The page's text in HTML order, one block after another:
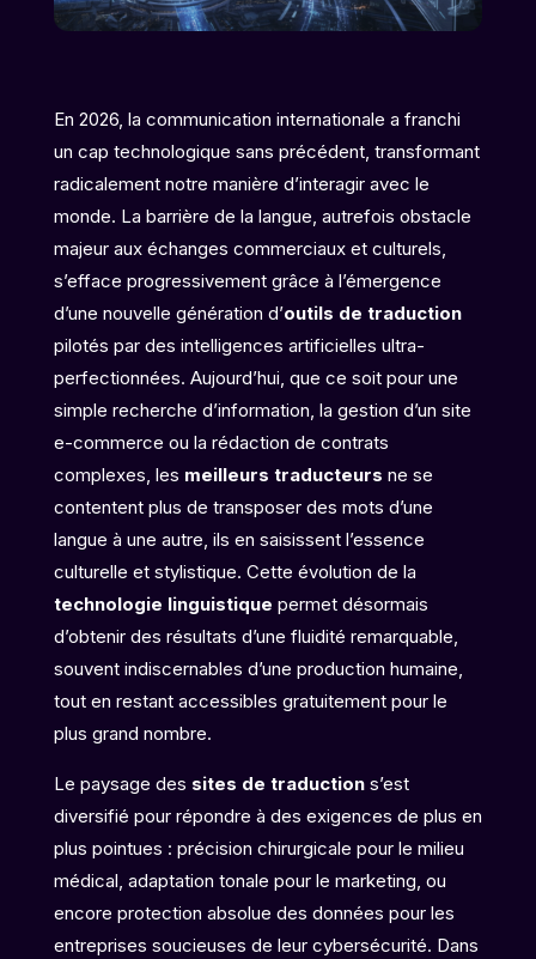
En 2026, la communication internationale a franchi
un cap technologique sans précédent, transformant
radicalement notre manière d’interagir avec le
monde. La barrière de la langue, autrefois obstacle
majeur aux échanges commerciaux et culturels,
s’efface progressivement grâce à l’émergence
d’une nouvelle génération d’outils de traduction
pilotés par des intelligences artificielles ultra-
perfectionnées. Aujourd’hui, que ce soit pour une
simple recherche d’information, la gestion d’un site
e-commerce ou la rédaction de contrats
complexes, les meilleurs traducteurs ne se
contentent plus de transposer des mots d’une
langue à une autre, ils en saisissent l’essence
culturelle et stylistique. Cette évolution de la
technologie linguistique permet désormais
d’obtenir des résultats d’une fluidité remarquable,
souvent indiscernables d’une production humaine,
tout en restant accessibles gratuitement pour le
plus grand nombre.
Le paysage des sites de traductions’est
diversifié pour répondre à des exigences de plus en
plus pointues : précision chirurgicale pour le milieu
médical, adaptation tonale pour le marketing, ou
encore protection absolue des données pour les
entreprises soucieuses de leur cybersécurité. Dans